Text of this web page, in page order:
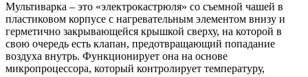
Мультиварка – это «электрокастрюля» со съемной чашей в
пластиковом корпусе с нагревательным элементом внизу и
герметично закрывающейся крышкой сверху, на которой в
свою очередь есть клапан, предотвращающий попадание
воздуха внутрь. Функционирует она на основе
микропроцессора, который контролирует температуру,